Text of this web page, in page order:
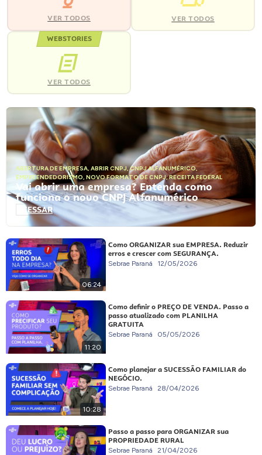
VER TODOS VER TODOS
WEBSTORIES
VER TODOS
ABERTURA DE EMPRESA, ABRIR CNPJ,CNPJ ALFANUMÉRICO,
EMPREENDEDORISMO, NOVO FORMATO DE CNPJ,RECEITA FEDERAL
Vai abrir uma empresa? Entenda como
funciona o novo CNPJ Alfanumérico
ACESSAR
06:24
Como ORGANIZAR sua EMPRESA. Reduzir
erros e crescer com SEGURANÇA.
Sebrae Paraná 12/05/2026
11:20
Como definir o PREÇO DE VENDA. Passo a
passo atualizado com PLANILHA
GRATUITA
Sebrae Paraná 05/05/2026
10:28
Como planejar a SUCESSÃO FAMILIAR do
NEGÓCIO.
Sebrae Paraná 28/04/2026
Passo a passo para ORGANIZAR sua
PROPRIEDADE RURAL
Sebrae Paraná 21/04/2026